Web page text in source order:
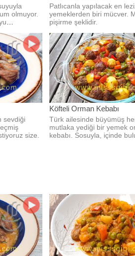
olmuyor.
Patlıcanla yapılacak en
yemeklerden biri mücver.
pişirme şeklidir.
sevdiği
size.
Köfteli Orman Kebabı
Türk ailesinde büyümüş
mutlaka yediği bir yemek
kebabı. Sosuyla, içinde